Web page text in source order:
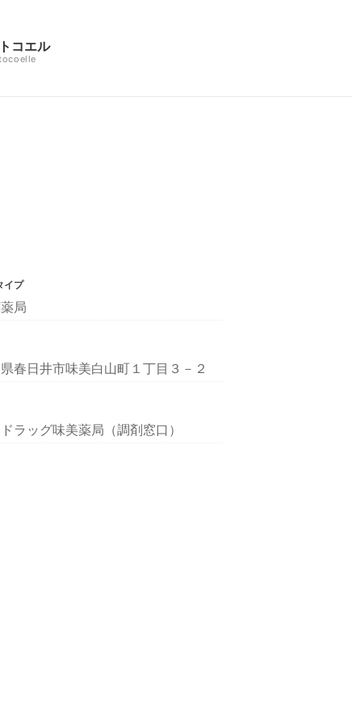
トコエル
イプ
局
春日井市味美白山町１丁目３－２
ラッグ味美薬局（調剤窓口）